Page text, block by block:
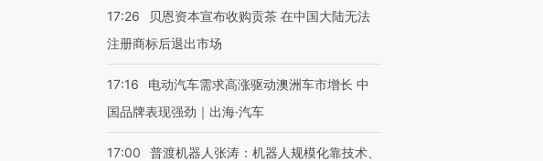
17:26
贝恩资本宣布收购贡茶 在中国大陆无法
注册商标后退出市场
17:16
电动汽车需求高涨驱动澳洲车市增长 中
国品牌表现强劲｜出海·汽车
17:00
普渡机器人张涛：机器人规模化靠技术、